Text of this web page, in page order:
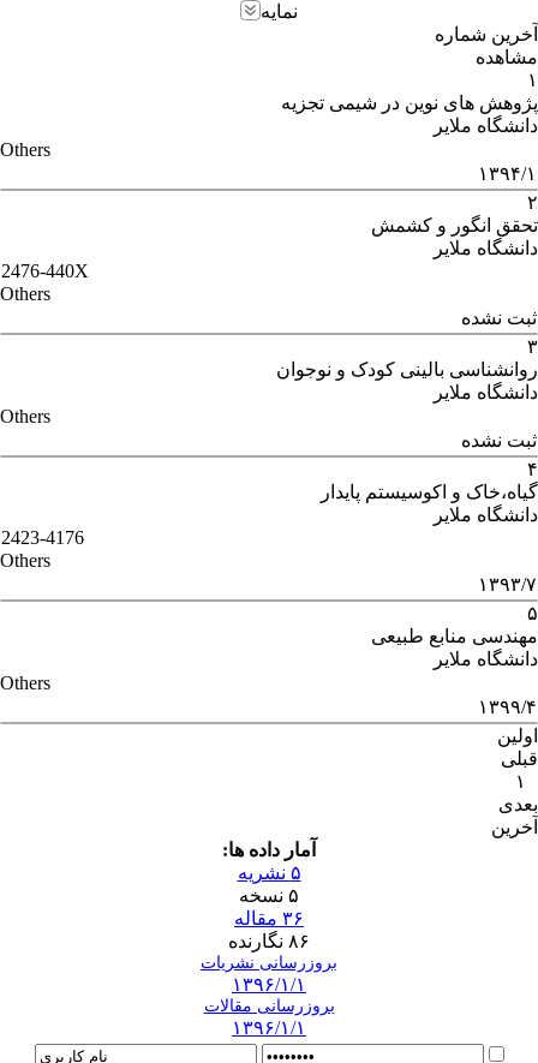
نمایه
آخرین شماره
مشاهده
۱
پژوهش های نوین در شیمی تجزیه
دانشگاه ملایر
Others
۱۳۹۴/۱
۲
تحقق انگور و کشمش
دانشگاه ملایر
2476-440X
Others
ثبت نشده
۳
روانشناسی بالینی کودک و نوجوان
دانشگاه ملایر
Others
ثبت نشده
۴
گیاه،خاک و اکوسیستم پایدار
دانشگاه ملایر
2423-4176
Others
۱۳۹۳/۷
۵
مهندسی منابع طبیعی
دانشگاه ملایر
Others
۱۳۹۹/۴
اولین
قبلی
۱
بعدی
آخرین
آمار داده ها:
۵ نشریه
۵ نسخه
۳۶ مقاله
۸۶ نگارنده
بروزرسانی نشریات
۱۳۹۶/۱/۱
بروزرسانی مقالات
۱۳۹۶/۱/۱